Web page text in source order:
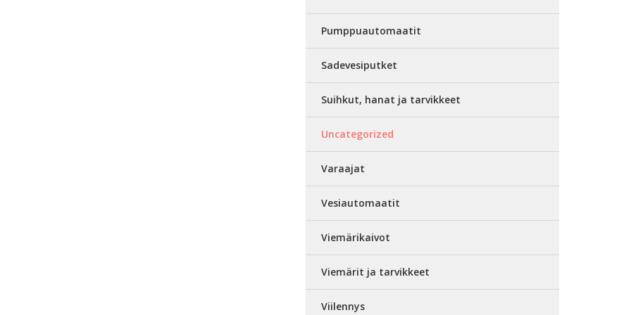
Pumppuautomaatit
Sadevesiputket
Suihkut, hanat ja tarvikkeet
Uncategorized
Varaajat
Vesiautomaatit
Viemärikaivot
Viemärit ja tarvikkeet
Viilennys